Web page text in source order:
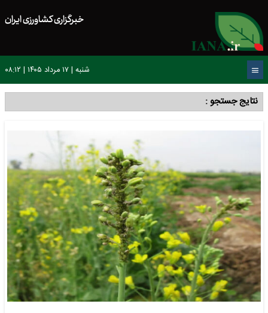
خبرگزاری کشاورزی ایران
شنبه | ۱۷ مرداد ۱۴۰۵ | ۰۸:۱۲
نتایج جستجو :